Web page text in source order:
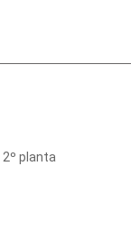
2º planta